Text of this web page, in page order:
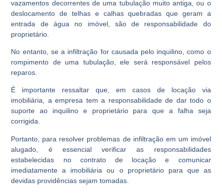
vazamentos decorrentes de uma tubulação muito antiga, ou o
deslocamento de telhas e calhas quebradas que geram a
entrada de água no imóvel, são de responsabilidade do
proprietário.
No entanto, se a infiltração for causada pelo inquilino, como o
rompimento de uma tubulação, ele será responsável pelos
reparos.
É importante ressaltar que, em casos de locação via
imobiliária, a empresa tem a responsabilidade de dar todo o
suporte ao inquilino e proprietário para que a falha seja
corrigida.
Portanto, para resolver problemas de infiltração em um imóvel
alugado, é essencial verificar as responsabilidades
estabelecidas no contrato de locação e comunicar
imediatamente a imobiliária ou o proprietário para que as
devidas providências sejam tomadas.